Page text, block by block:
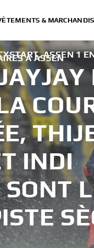
&
À ASSEN
ASSEN 1
INDI